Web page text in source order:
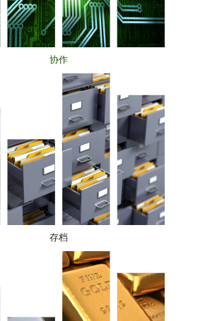
协作
存档